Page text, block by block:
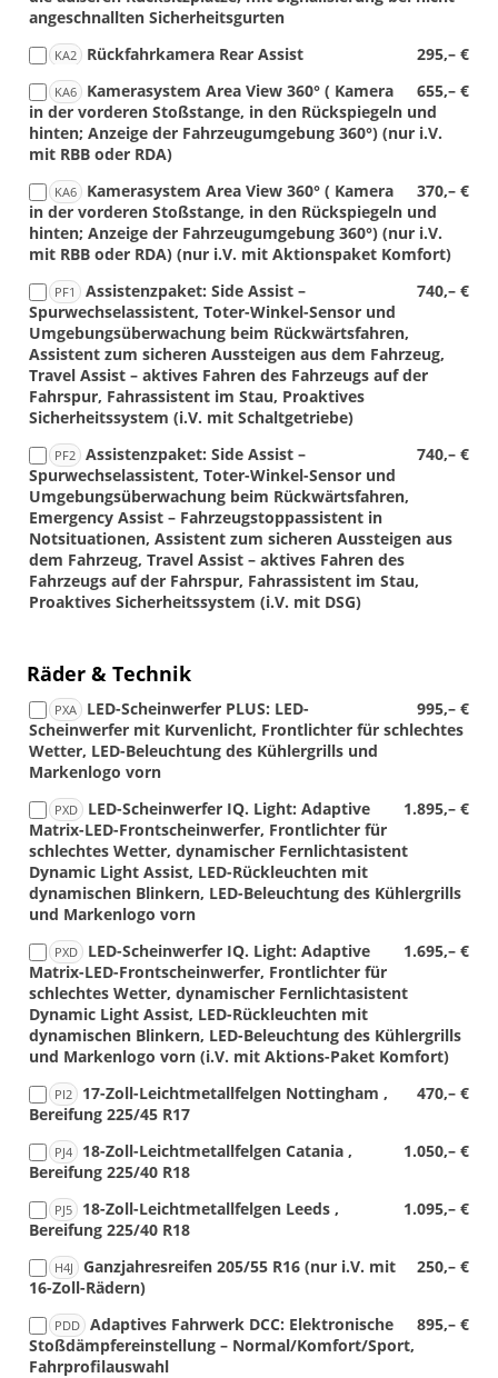
angeschnallten Sicherheitsgurten
KA2 295,– €
Rückfahrkamera Rear Assist
KA6 655,– €
Kamerasystem Area View 360° ( Kamera
in der vorderen Stoßstange, in den Rückspiegeln und
hinten; Anzeige der Fahrzeugumgebung 360°) (nur i.V.
mit RBB oder RDA)
KA6 370,– €
Kamerasystem Area View 360° ( Kamera
in der vorderen Stoßstange, in den Rückspiegeln und
hinten; Anzeige der Fahrzeugumgebung 360°) (nur i.V.
mit RBB oder RDA) (nur i.V. mit Aktionspaket Komfort)
PF1 740,– €
Assistenzpaket: Side Assist –
Spurwechselassistent, Toter-Winkel-Sensor und
Umgebungsüberwachung beim Rückwärtsfahren,
Assistent zum sicheren Aussteigen aus dem Fahrzeug,
Travel Assist – aktives Fahren des Fahrzeugs auf der
Fahrspur, Fahrassistent im Stau, Proaktives
Sicherheitssystem (i.V. mit Schaltgetriebe)
PF2 740,– €
Assistenzpaket: Side Assist –
Spurwechselassistent, Toter-Winkel-Sensor und
Umgebungsüberwachung beim Rückwärtsfahren,
Emergency Assist – Fahrzeugstoppassistent in
Notsituationen, Assistent zum sicheren Aussteigen aus
dem Fahrzeug, Travel Assist – aktives Fahren des
Fahrzeugs auf der Fahrspur, Fahrassistent im Stau,
Proaktives Sicherheitssystem (i.V. mit DSG)
Räder & Technik
PXA 995,– €
LED-Scheinwerfer PLUS: LED-
Scheinwerfer mit Kurvenlicht, Frontlichter für schlechtes
Wetter, LED-Beleuchtung des Kühlergrills und
Markenlogo vorn
PXD 1.895,– €
LED-Scheinwerfer IQ. Light: Adaptive
Matrix-LED-Frontscheinwerfer, Frontlichter für
schlechtes Wetter, dynamischer Fernlichtasistent
Dynamic Light Assist, LED-Rückleuchten mit
dynamischen Blinkern, LED-Beleuchtung des Kühlergrills
und Markenlogo vorn
PXD 1.695,– €
LED-Scheinwerfer IQ. Light: Adaptive
Matrix-LED-Frontscheinwerfer, Frontlichter für
schlechtes Wetter, dynamischer Fernlichtasistent
Dynamic Light Assist, LED-Rückleuchten mit
dynamischen Blinkern, LED-Beleuchtung des Kühlergrills
und Markenlogo vorn (i.V. mit Aktions-Paket Komfort)
PI2 470,– €
17-Zoll-Leichtmetallfelgen Nottingham ,
Bereifung 225/45 R17
PJ4 1.050,– €
18-Zoll-Leichtmetallfelgen Catania ,
Bereifung 225/40 R18
PJ5 1.095,– €
18-Zoll-Leichtmetallfelgen Leeds ,
Bereifung 225/40 R18
H4J 250,– €
Ganzjahresreifen 205/55 R16 (nur i.V. mit
16-Zoll-Rädern)
PDD 895,– €
Adaptives Fahrwerk DCC: Elektronische
Stoßdämpfereinstellung – Normal/Komfort/Sport,
Fahrprofilauswahl